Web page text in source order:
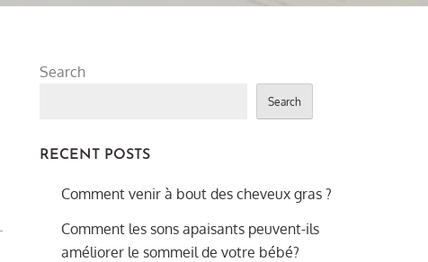
Search
Search
RECENT POSTS
Comment venir à bout des cheveux gras ?
Comment les sons apaisants peuvent-ils
améliorer le sommeil de votre bébé?